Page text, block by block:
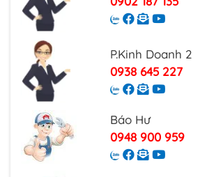
P.Kinh Doanh 2
0938 645 227
Báo Hư
0948 900 959